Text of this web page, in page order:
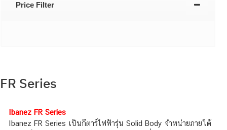
Price Filter
FR Series
Ibanez FR Series
Ibanez FR Series เป็นกีตาร์ไฟฟ้ารุ่น Solid Body จำหน่ายภายใต้